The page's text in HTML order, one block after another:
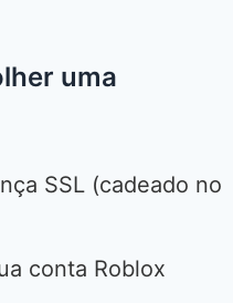
uma
SSL (cadeado no
conta Roblox